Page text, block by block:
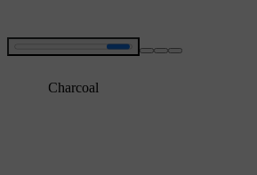
Charcoal